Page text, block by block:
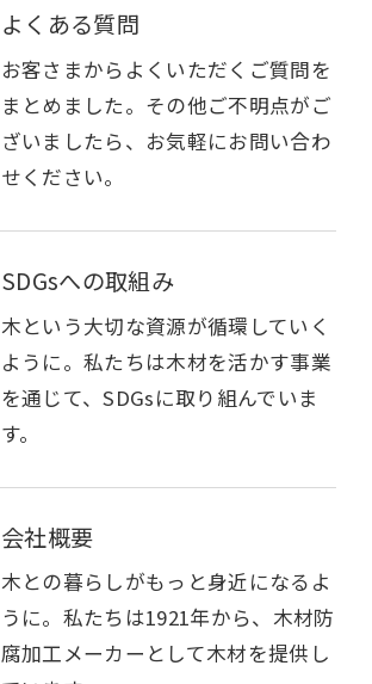
よくある質問
お客さまからよくいただくご質問を
まとめました。その他ご不明点がご
ざいましたら、お気軽にお問い合わ
せください。
SDGsへの取組み
木という大切な資源が循環していく
ように。私たちは木材を活かす事業
を通じて、SDGsに取り組んでいま
す。
会社概要
木との暮らしがもっと身近になるよ
うに。私たちは1921年から、木材防
腐加工メーカーとして木材を提供し